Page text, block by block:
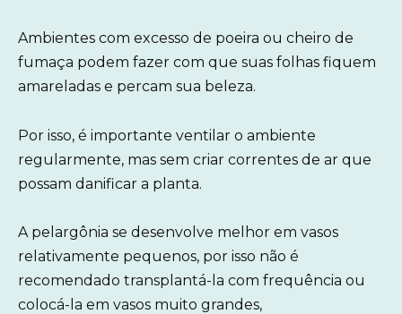
Ambientes com excesso de poeira ou cheiro de
fumaça podem fazer com que suas folhas fiquem
amareladas e percam sua beleza.
Por isso, é importante ventilar o ambiente
regularmente, mas sem criar correntes de ar que
possam danificar a planta.
A pelargônia se desenvolve melhor em vasos
relativamente pequenos, por isso não é
recomendado transplantá-la com frequência ou
colocá-la em vasos muito grandes,